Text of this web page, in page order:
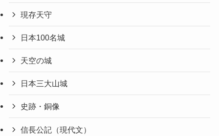
現存天守
日本100名城
天空の城
日本三大山城
史跡・銅像
信長公記（現代文）